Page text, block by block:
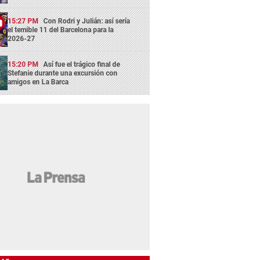
15:27 PM Con Rodri y Julián: así sería
el temible 11 del Barcelona para la
2026-27
15:20 PM Así fue el trágico final de
Stefanie durante una excursión con
amigos en La Barca